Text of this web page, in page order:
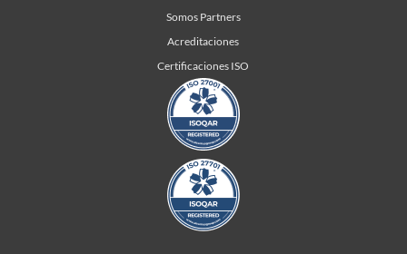
Somos Partners
Acreditaciones
Certificaciones ISO